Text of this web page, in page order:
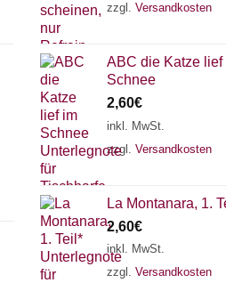
zzgl. Versandkosten
ABC die Katze lief
Schnee
2,60€
inkl. MwSt.
zzgl. Versandkosten
La Montanara, 1.
2,60€
inkl. MwSt.
zzgl. Versandkosten